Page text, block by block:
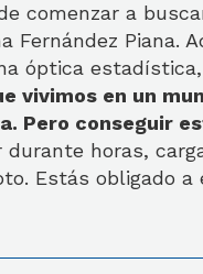
comenzar a
Fernández Piana.
óptica
vivimos en un
Pero conseguir
durante horas,
Estás obligado a